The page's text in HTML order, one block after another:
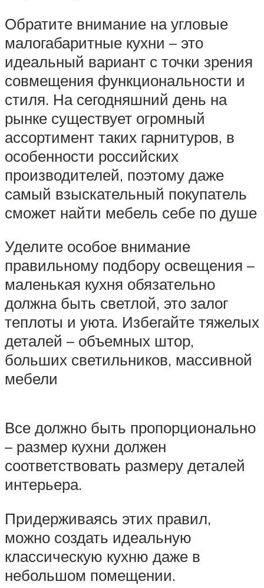
Обратите внимание на угловые
малогабаритные кухни – это
идеальный вариант с точки зрения
совмещения функциональности и
стиля. На сегодняшний день на
рынке существует огромный
ассортимент таких гарнитуров, в
особенности российских
производителей, поэтому даже
самый взыскательный покупатель
сможет найти мебель себе по душе
Уделите особое внимание
правильному подбору освещения –
маленькая кухня обязательно
должна быть светлой, это залог
теплоты и уюта. Избегайте тяжелых
деталей – объемных штор,
больших светильников, массивной
мебели
Все должно быть пропорционально
– размер кухни должен
соответствовать размеру деталей
интерьера.
Придерживаясь этих правил,
можно создать идеальную
классическую кухню даже в
небольшом помещении.